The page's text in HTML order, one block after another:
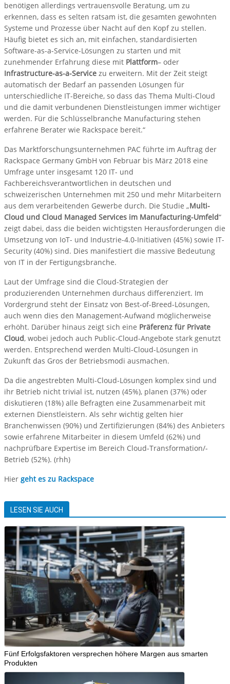
benötigen allerdings vertrauensvolle Beratung, um zu
erkennen, dass es selten ratsam ist, die gesamten gewohnten
Systeme und Prozesse über Nacht auf den Kopf zu stellen.
Häufig bietet es sich an, mit einfachen, standardisierten
Software-as-a-Service-Lösungen zu starten und mit
zunehmender Erfahrung diese mit Plattform– oder
Infrastructure-as-a-Service zu erweitern. Mit der Zeit steigt
automatisch der Bedarf an passenden Lösungen für
unterschiedliche IT-Bereiche, so dass das Thema Multi-Cloud
und die damit verbundenen Dienstleistungen immer wichtiger
werden. Für die Schlüsselbranche Manufacturing stehen
erfahrene Berater wie Rackspace bereit.“
Das Marktforschungsunternehmen PAC führte im Auftrag der
Rackspace Germany GmbH von Februar bis März 2018 eine
Umfrage unter insgesamt 120 IT- und
Fachbereichsverantwortlichen in deutschen und
schweizerischen Unternehmen mit 250 und mehr Mitarbeitern
aus dem verarbeitenden Gewerbe durch. Die Studie „Multi-
Cloud und Cloud Managed Services im Manufacturing-Umfeld“
zeigt dabei, dass die beiden wichtigsten Herausforderungen die
Umsetzung von IoT- und Industrie-4.0-Initiativen (45%) sowie IT-
Security (40%) sind. Dies manifestiert die massive Bedeutung
von IT in der Fertigungsbranche.
Laut der Umfrage sind die Cloud-Strategien der
produzierenden Unternehmen durchaus differenziert. Im
Vordergrund steht der Einsatz von Best-of-Breed-Lösungen,
auch wenn dies den Management-Aufwand möglicherweise
erhöht. Darüber hinaus zeigt sich eine Präferenz für Private
Cloud, wobei jedoch auch Public-Cloud-Angebote stark genutzt
werden. Entsprechend werden Multi-Cloud-Lösungen in
Zukunft das Gros der Betriebsmodi ausmachen.
Da die angestrebten Multi-Cloud-Lösungen komplex sind und
ihr Betrieb nicht trivial ist, nutzen (45%), planen (37%) oder
diskutieren (18%) alle Befragten eine Zusammenarbeit mit
externen Dienstleistern. Als sehr wichtig gelten hier
Branchenwissen (90%) und Zertifizierungen (84%) des Anbieters
sowie erfahrene Mitarbeiter in diesem Umfeld (62%) und
nachprüfbare Expertise im Bereich Cloud-Transformation/-
Betrieb (52%). (rhh)
Hier geht es zu Rackspace
LESEN SIE AUCH
Fünf Erfolgsfaktoren versprechen höhere Margen aus smarten
Produkten